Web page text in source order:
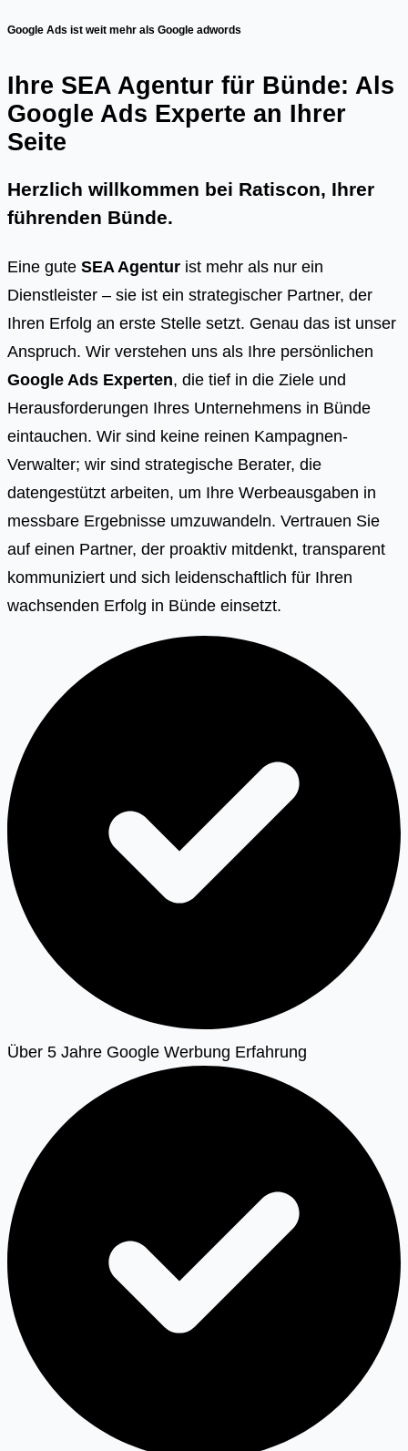
Google Ads ist weit mehr als Google adwords
Ihre SEA Agentur für Bünde: Als
Google Ads Experte an Ihrer
Seite
Herzlich willkommen bei Ratiscon, Ihrer
führenden Bünde.
Eine gute SEA Agentur ist mehr als nur ein
Dienstleister – sie ist ein strategischer Partner, der
Ihren Erfolg an erste Stelle setzt. Genau das ist unser
Anspruch. Wir verstehen uns als Ihre persönlichen
Google Ads Experten, die tief in die Ziele und
Herausforderungen Ihres Unternehmens in Bünde
eintauchen. Wir sind keine reinen Kampagnen-
Verwalter; wir sind strategische Berater, die
datengestützt arbeiten, um Ihre Werbeausgaben in
messbare Ergebnisse umzuwandeln. Vertrauen Sie
auf einen Partner, der proaktiv mitdenkt, transparent
kommuniziert und sich leidenschaftlich für Ihren
wachsenden Erfolg in Bünde einsetzt.
Über 5 Jahre Google Werbung Erfahrung